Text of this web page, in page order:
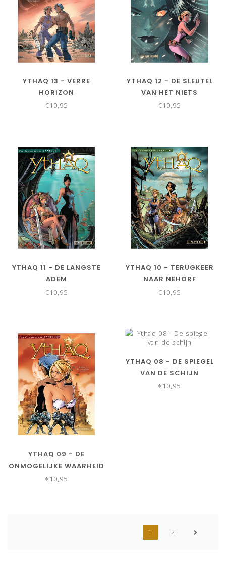
YTHAQ 13 - VERRE
HORIZON
€10,95
YTHAQ 12 - DE SLEUTEL
VAN HET NIETS
€10,95
YTHAQ 11 - DE LANGSTE
ADEM
€10,95
YTHAQ 10 - TERUGKEER
NAAR NEHORF
€10,95
YTHAQ 09 - DE
ONMOGELIJKE WAARHEID
€10,95
YTHAQ 08 - DE SPIEGEL
VAN DE SCHIJN
€10,95
1 2